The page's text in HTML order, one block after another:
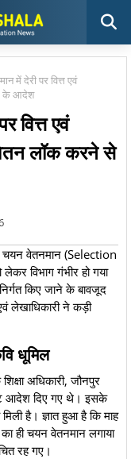
में देरी पर वित्त एवं
के आदेश
वित्त एवं
वेतन लॉक करने से
चयन वेतनमान (Selection
विभाग गंभीर हो गया
किए जाने के बावजूद
लेखाधिकारी ने कड़ी
धूमिल
अधिकारी, जौनपुर
आदेश दिए गए थे। इसके
है। ज्ञात हुआ है कि माह
ही चयन वेतनमान लगाया
रह गए।